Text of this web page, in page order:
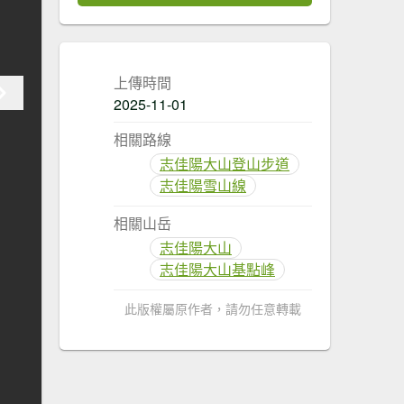
上傳時間
2025-11-01
相關路線
志佳陽大山登山步道
志佳陽雪山線
相關山岳
志佳陽大山
志佳陽大山基點峰
此版權屬原作者，請勿任意轉載